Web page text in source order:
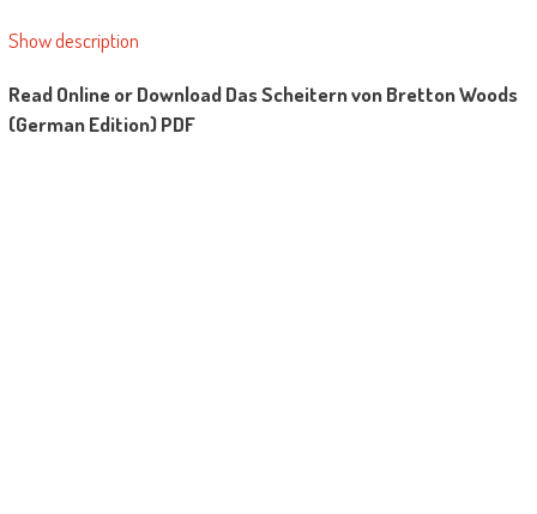
Mit diesen Worten nahm am 22. September
1971 die manhattan instances Abschied von
Show description
Read Online or Download Das Scheitern von Bretton Woods
(German Edition) PDF